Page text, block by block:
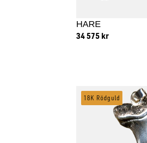
HARE
34 575 kr
18K Rödguld